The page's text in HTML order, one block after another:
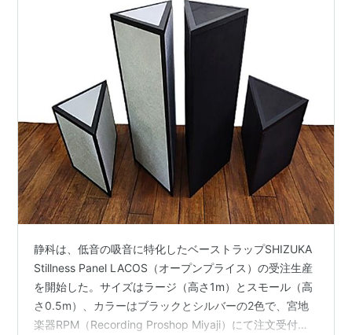
静科は、低音の吸音に特化したベーストラップSHIZUKA
Stillness Panel LACOS（オープンプライス）の受注生産
を開始した。サイズはラージ（高さ1m）とスモール（高
さ0.5m）、カラーはブラックとシルバーの2色で、宮地
楽器RPM（Recording Proshop Miyaji）にて注文受付を